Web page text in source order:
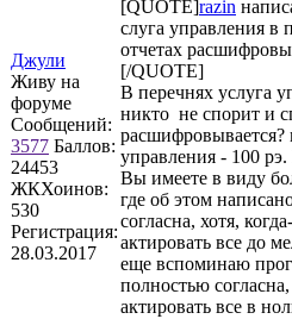
Джули
Живу на
форуме
Сообщений:
3577 Баллов:
24453
ЖКХоинов:
530
Регистрация:
28.03.2017
[QUOTE]razin
слуга управления в
отчетах
[/QUOTE]
В перечнях услуга
никто не спорит и
расшифровывается?
управления - 100
Вы имеете в виду
где об этом
согласна, хотя,
актировать все до
еще вспоминаю
полностью
актировать все в